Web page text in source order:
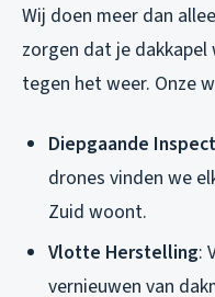
Wij doen meer dan
zorgen dat je
tegen het weer. Onze
Diepgaande
drones vinden we
Zuid woont.
Vlotte Herstelling:
vernieuwen van